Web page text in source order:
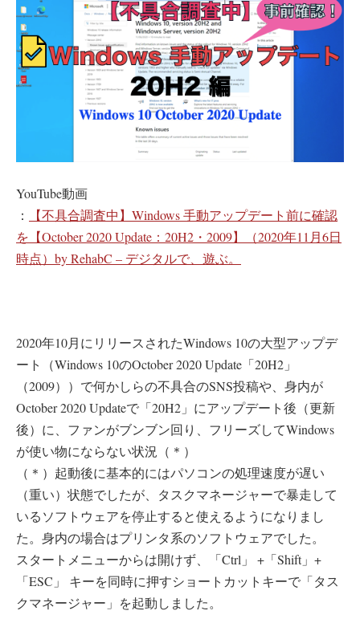
YouTube動画
：
【不具合調査中】Windows 手動アップデート前に確認
を【October 2020 Update：20H2・2009】（2020年11月6日
時点）by RehabC – デジタルで、遊ぶ。
2020年10月にリリースされたWindows 10の大型アップデ
ート（Windows 10のOctober 2020 Update「20H2」
（2009））で何かしらの不具合のSNS投稿や、身内が
October 2020 Updateで「20H2」にアップデート後（更新
後）に、ファンがブンブン回り、フリーズしてWindows
が使い物にならない状況（＊）
（＊）起動後に基本的にはパソコンの処理速度が遅い
（重い）状態でしたが、タスクマネージャーで暴走して
いるソフトウェアを停止すると使えるようになりまし
た。身内の場合はプリンタ系のソフトウェアでした。
スタートメニューからは開けず、「Ctrl」 +「Shift」+
「ESC」 キーを同時に押すショートカットキーで「タス
クマネージャー」を起動しました。